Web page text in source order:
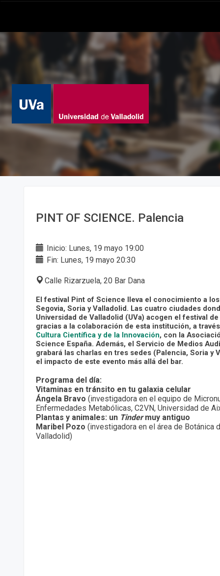
PINT OF SCIENCE. Palencia
Inicio: Lunes, 19 mayo 19:00
Fin: Lunes, 19 mayo 20:30
Calle Rizarzuela, 20 Bar Dana
El festival Pint of Science lleva el conocimiento a
Segovia, Soria y Valladolid. Las cuatro ciudades
Universidad de Valladolid (UVa) acogen el festival
gracias a la colaboración de esta institución, a
Cultura Científica y de la Innovación, con la
Science España. Además, el Servicio de Medios
grabará las charlas en tres sedes (Palencia, Soria y
el impacto de este evento más allá del bar.
Programa del día:
Vitaminas en tránsito en tu galaxia celular
Ángela Bravo (investigadora en el equipo de
Enfermedades Metabólicas, C2VN, Universidad de
Plantas y animales: un Tindermuy antiguo
Maribel Pozo (investigadora en el área de Botánica
Valladolid)